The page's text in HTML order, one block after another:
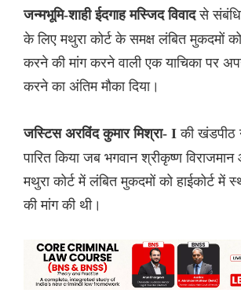
जन्मभूमि-शाही ईदगाह मस्जिद विवादसे
के लिए मथुरा कोर्ट के समक्ष लंबित मुकदमों
करने की मांग करने वाली एक याचिका पर
करने का अंतिम मौका दिया।
जस्टिस अरविंद कुमार मिश्रा- Iकी
पारित किया जब भगवान श्रीकृष्ण
मथुरा कोर्ट में लंबित मुकदमों को हाईकोर्ट में
की मांग की थी।